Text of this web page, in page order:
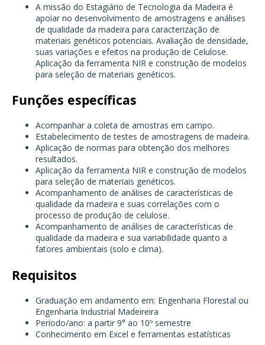
A missão do Estagiário de Tecnologia da Madeira é
apoiar no desenvolvimento de amostragens e análises
de qualidade da madeira para caracterização de
materiais genéticos potenciais. Avaliação de densidade,
suas variações e efeitos na produção de Celulose.
Aplicação da ferramenta NIR e construção de modelos
para seleção de materiais genéticos.
Funções específicas
Acompanhar a coleta de amostras em campo.
Estabelecimento de testes de amostragens de madeira.
Aplicação de normas para obtenção dos melhores
resultados.
Aplicação da ferramenta NIR e construção de modelos
para seleção de materiais genéticos.
Acompanhamento de análises de características de
qualidade da madeira e suas correlações com o
processo de produção de celulose.
Acompanhamento de análises de características de
qualidade da madeira e sua variabilidade quanto a
fatores ambientais (solo e clima).
Requisitos
Graduação em andamento em: Engenharia Florestal ou
Engenharia Industrial Madeireira
Período/ano: a partir 9° ao 10º semestre
Conhecimento em Excel e ferramentas estatísticas